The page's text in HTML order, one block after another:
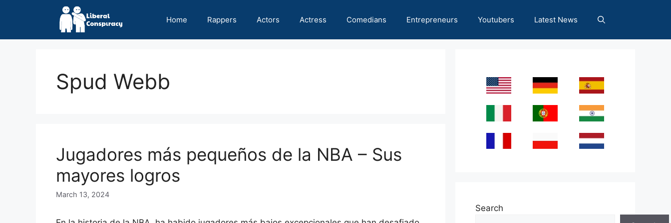
Home Rappers Actors Actress Comedians Entrepreneurs Youtubers Latest News
Spud Webb
Jugadores más pequeños de la NBA – Sus
mayores logros
March 13, 2024
Search